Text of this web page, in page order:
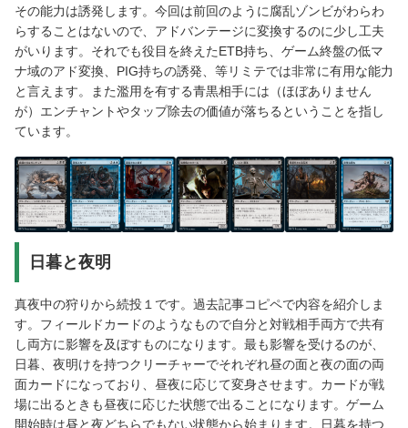
その能力は誘発します。今回は前回のように腐乱ゾンビがわらわ
らすることはないので、アドバンテージに変換するのに少し工夫
がいります。それでも役目を終えたETB持ち、ゲーム終盤の低マ
ナ域のアド変換、PIG持ちの誘発、等リミテでは非常に有用な能力
と言えます。また濫用を有する青黒相手には（ほぼありません
が）エンチャントやタップ除去の価値が落ちるということを指し
ています。
日暮と夜明
真夜中の狩りから続投１です。過去記事コピペで内容を紹介しま
す。フィールドカードのようなもので自分と対戦相手両方で共有
し両方に影響を及ぼすものになります。最も影響を受けるのが、
日暮、夜明けを持つクリーチャーでそれぞれ昼の面と夜の面の両
面カードになっており、昼夜に応じて変身させます。カードが戦
場に出るときも昼夜に応じた状態で出ることになります。ゲーム
開始時は昼と夜どちらでもない状態から始まります。日暮を持つ